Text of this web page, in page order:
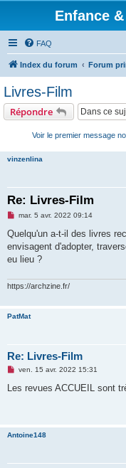
Enfance
FAQ
Index du forum Forum
Livres-Film
Répondre
Voir le premier message
vinzenlina
Re: Livres-Film
M
s
a
g
n
u
mar. 5 avr. 2022 09:14
Quelqu'un a-t-il des livres
envisagent d'adopter,
eu lieu ?
https://archzine.fr/
PatMat
Re: Livres-Film
M
s
n
o
u
ven. 15 avr. 2022 15:31
Les revues ACCUEIL sont
Antoine148